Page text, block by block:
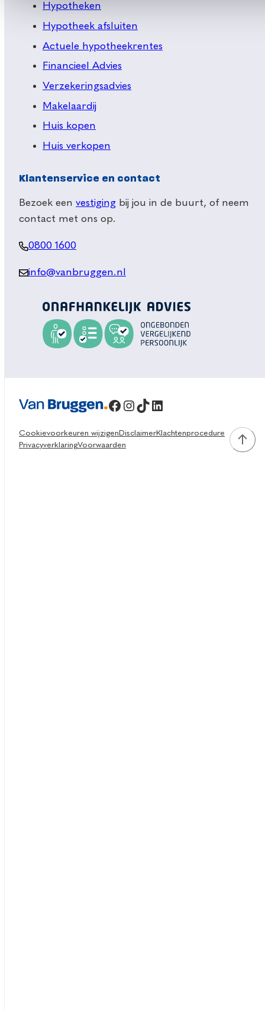
Hypotheken
Hypotheek afsluiten
Actuele hypotheekrentes
Financieel Advies
Verzekeringsadvies
Makelaardij
Huis kopen
Huis verkopen
Klantenservice en contact
Bezoek een vestiging bij jou in de buurt, of neem
contact met ons op.
0800 1600
info@vanbruggen.nl
Facebook
Instagram
TikTok
LinkedIn
Cookievoorkeuren wijzigen DisclaimerKlachtenprocedure
PrivacyverklaringVoorwaarden